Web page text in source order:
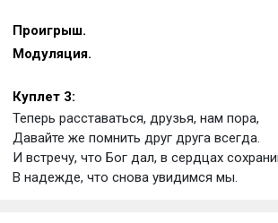
Проигрыш.
Модуляция.
Куплет 3:
Теперь расставаться, друзья, нам пора,
Давайте же помнить друг друга всегда.
И встречу, что Бог дал, в сердцах
В надежде, что снова увидимся мы.